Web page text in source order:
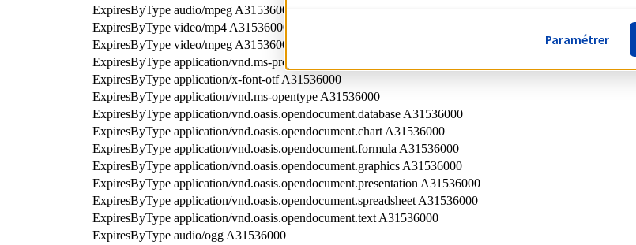
ExpiresByType audio/mpeg A31536000
ExpiresByType video/mp4 A31536000
ExpiresByType video/mpeg A31536000
ExpiresByType application/vnd.ms-project A31536000
ExpiresByType application/x-font-otf A31536000
ExpiresByType application/vnd.ms-opentype A31536000
ExpiresByType application/vnd.oasis.opendocument.database A31536000
ExpiresByType application/vnd.oasis.opendocument.chart A31536000
ExpiresByType application/vnd.oasis.opendocument.formula A31536000
ExpiresByType application/vnd.oasis.opendocument.graphics A31536000
ExpiresByType application/vnd.oasis.opendocument.presentation A31536000
ExpiresByType application/vnd.oasis.opendocument.spreadsheet A31536000
ExpiresByType application/vnd.oasis.opendocument.text A31536000
ExpiresByType audio/ogg A31536000
Paramétrer